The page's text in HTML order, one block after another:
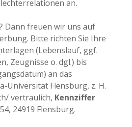
an.
Dann freuen wir uns auf
Bitte richten Sie Ihre
(Lebenslauf, ggf.
Zeugnisse o. dgl.) bis
an das
Universität Flensburg, z. H.
vertraulich, Kennziffer
24919 Flensburg.